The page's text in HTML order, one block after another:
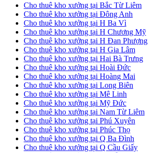
Cho thuê kho xưởng tại Bắc Từ Liêm
Cho thuê kho xưởng tại Đông Anh
Cho thuê kho xưởng tại H Ba Vì
Cho thuê kho xưởng tại H Chương Mỹ
Cho thuê kho xưởng tại H Đan Phượng
Cho thuê kho xưởng tại H Gia Lâm
Cho thuê kho xưởng tại Hai Bà Trưng
Cho thuê kho xưởng tại Hoài Đức
Cho thuê kho xưởng tại Hoàng Mai
Cho thuê kho xưởng tại Long Biên
Cho thuê kho xưởng tại Mê Linh
Cho thuê kho xưởng tại Mỹ Đức
Cho thuê kho xưởng tại Nam Từ Liêm
Cho thuê kho xưởng tại Phú Xuyên
Cho thuê kho xưởng tại Phúc Thọ
Cho thuê kho xưởng tại Q Ba Đình
Cho thuê kho xưởng tại Q Cầu Giấy